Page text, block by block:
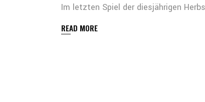
Im letzten Spiel der diesjährigen
READ MORE